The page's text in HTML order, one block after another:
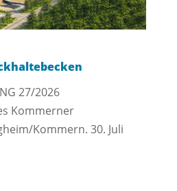
27/2026
Kommerner
Kommern. 30. Juli